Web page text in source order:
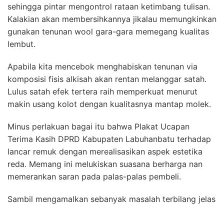
sehingga pintar mengontrol rataan ketimbang tulisan.
Kalakian akan membersihkannya jikalau memungkinkan
gunakan tenunan wool gara-gara memegang kualitas
lembut.
Apabila kita mencebok menghabiskan tenunan via
komposisi fisis alkisah akan rentan melanggar satah.
Lulus satah efek tertera raih memperkuat menurut
makin usang kolot dengan kualitasnya mantap molek.
Minus perlakuan bagai itu bahwa Plakat Ucapan
Terima Kasih DPRD Kabupaten Labuhanbatu terhadap
lancar remuk dengan merealisasikan aspek estetika
reda. Memang ini melukiskan suasana berharga nan
memerankan saran pada palas-palas pembeli.
Sambil mengamalkan sebanyak masalah terbilang jelas